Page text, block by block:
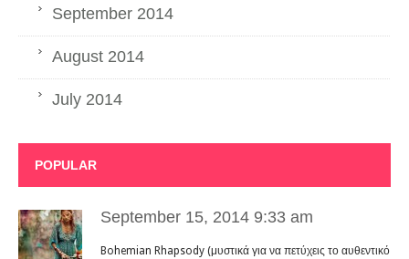
September 2014
August 2014
July 2014
POPULAR
September 15, 2014 9:33 am
Bohemian Rhapsody (μυστικά για να πετύχεις το αυθεντικό